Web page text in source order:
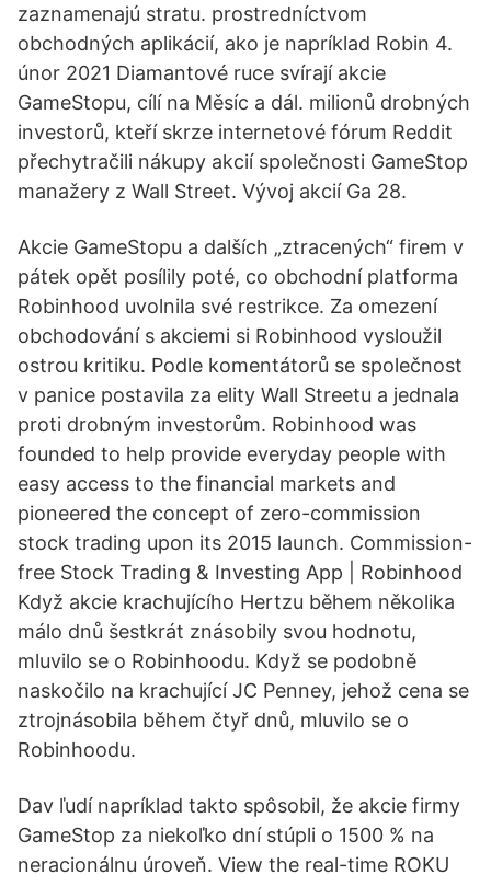
zaznamenajú stratu. prostredníctvom
obchodných aplikácií, ako je napríklad Robin 4.
únor 2021 Diamantové ruce svírají akcie
GameStopu, cílí na Měsíc a dál. milionů drobných
investorů, kteří skrze internetové fórum Reddit
přechytračili nákupy akcií společnosti GameStop
manažery z Wall Street. Vývoj akcií Ga 28.
Akcie GameStopu a dalších „ztracených“ firem v
pátek opět posílily poté, co obchodní platforma
Robinhood uvolnila své restrikce. Za omezení
obchodování s akciemi si Robinhood vysloužil
ostrou kritiku. Podle komentátorů se společnost
v panice postavila za elity Wall Streetu a jednala
proti drobným investorům. Robinhood was
founded to help provide everyday people with
easy access to the financial markets and
pioneered the concept of zero-commission
stock trading upon its 2015 launch. Commission-
free Stock Trading & Investing App | Robinhood
Když akcie krachujícího Hertzu během několika
málo dnů šestkrát znásobily svou hodnotu,
mluvilo se o Robinhoodu. Když se podobně
naskočilo na krachující JC Penney, jehož cena se
ztrojnásobila během čtyř dnů, mluvilo se o
Robinhoodu.
Dav ľudí napríklad takto spôsobil, že akcie firmy
GameStop za niekoľko dní stúpli o 1500 % na
neracionálnu úroveň. View the real-time ROKU